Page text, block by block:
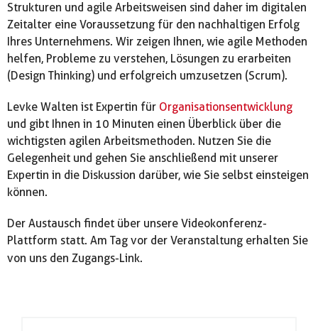
Strukturen und agile Arbeitsweisen sind daher im digitalen
Zeitalter eine Voraussetzung für den nachhaltigen Erfolg
Ihres Unternehmens. Wir zeigen Ihnen, wie agile Methoden
helfen, Probleme zu verstehen, Lösungen zu erarbeiten
(Design Thinking) und erfolgreich umzusetzen (Scrum).
Levke Walten ist Expertin für Organisationsentwicklung
und gibt Ihnen in 10 Minuten einen Überblick über die
wichtigsten agilen Arbeitsmethoden. Nutzen Sie die
Gelegenheit und gehen Sie anschließend mit unserer
Expertin in die Diskussion darüber, wie Sie selbst einsteigen
können.
Der Austausch findet über unsere Videokonferenz-
Plattform statt. Am Tag vor der Veranstaltung erhalten Sie
von uns den Zugangs-Link.